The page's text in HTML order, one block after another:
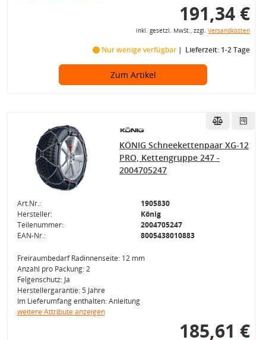
191,34 €
inkl. gesetzl. MwSt., zzgl. Versandkosten
Nur wenige verfügbar Lieferzeit: 1-2 Tage
Zum Artikel
KÖNIG Schneekettenpaar XG-12
PRO, Kettengruppe 247 -
2004705247
Art.Nr.:
1905830
Hersteller:
König
Teilenummer:
2004705247
EAN-Nr.:
8005438010883
Freiraumbedarf Radinnenseite: 12 mm
Anzahl pro Packung: 2
Felgenschutz: Ja
Herstellergarantie: 5 Jahre
Im Lieferumfang enthalten: Anleitung
weitere Attribute anzeigen
185,61 €